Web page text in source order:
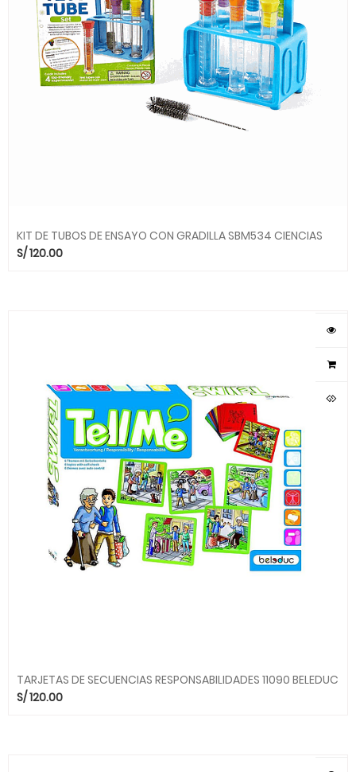
KIT DE TUBOS DE ENSAYO CON GRADILLA SBM534 CIENCIAS
S/120.00
TARJETAS DE SECUENCIAS RESPONSABILIDADES 11090 BELEDUC
S/120.00